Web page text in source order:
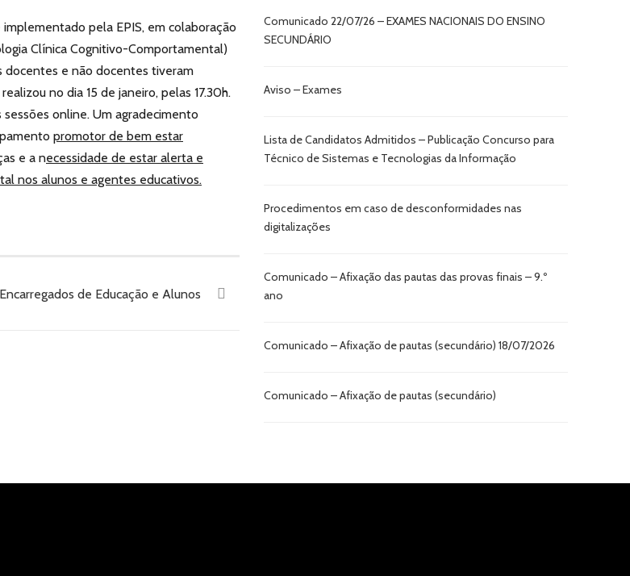
pela EPIS, em colaboração
Clínica Cognitivo-Comportamental)
docentes e não docentes tiveram
no dia 15 de janeiro, pelas 17.30h.
online. Um agradecimento
promotor de bem estar
e a necessidade de estar alerta e
nos alunos e agentes educativos.
de Educação e Alunos
Comunicado 22/07/26 – EXAMES NACIONAIS DO ENSINO
SECUNDÁRIO
Aviso – Exames
Lista de Candidatos Admitidos – Publicação Concurso para
Técnico de Sistemas e Tecnologias da Informação
Procedimentos em caso de desconformidades nas
digitalizações
Comunicado – Afixação das pautas das provas finais – 9.º
ano
Comunicado – Afixação de pautas (secundário) 18/07/2026
Comunicado – Afixação de pautas (secundário)